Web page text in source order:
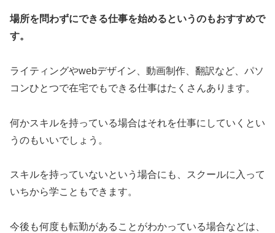
場所を問わずにできる仕事を始めるというのもおすすめで
す。
ライティングやwebデザイン、動画制作、翻訳など、パソ
コンひとつで在宅でもできる仕事はたくさんあります。
何かスキルを持っている場合はそれを仕事にしていくとい
うのもいいでしょう。
スキルを持っていないという場合にも、スクールに入って
いちから学こともできます。
今後も何度も転勤があることがわかっている場合などは、